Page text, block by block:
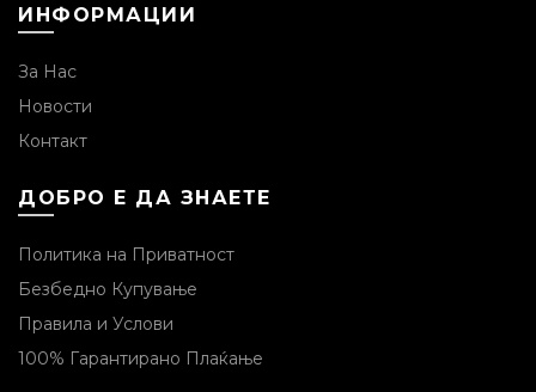
ИНФОРМАЦИИ
За Нас
Новости
Контакт
ДОБРО Е ДА ЗНАЕТЕ
Политика на Приватност
Безбедно Купување
Правила и Услови
100% Гарантирано Плаќање